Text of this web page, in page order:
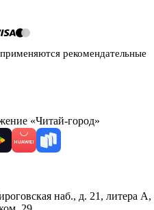
рекомендательные
«Читай-город»
наб., д. 21, литера А,